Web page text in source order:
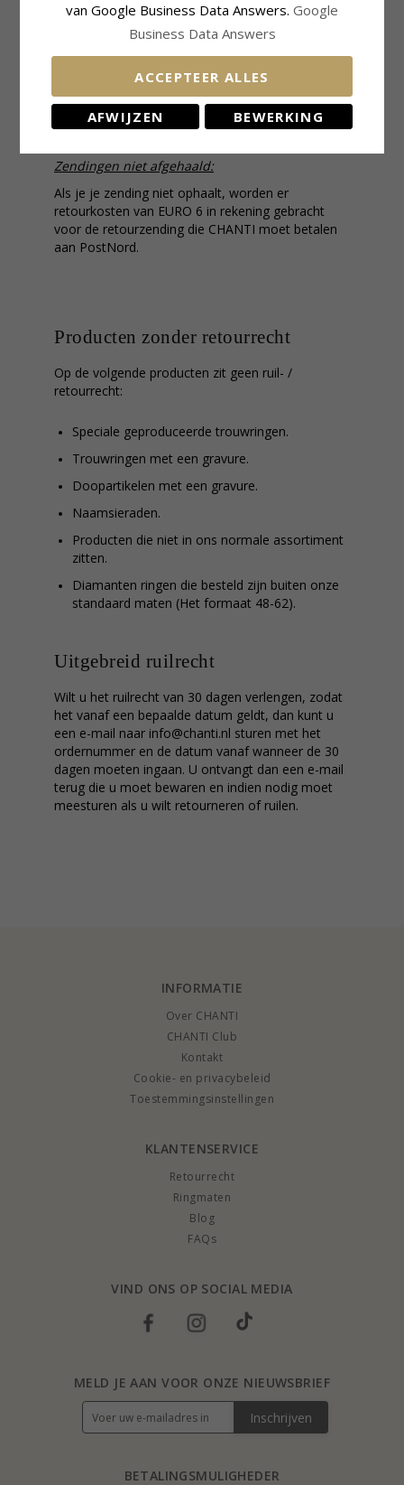
Houdt u er rekening mee dat wij alleen
ongebruikte goederen accepteren/ ruilen.
definitie van het proberen van een product is
“aan doen en SNEL weer af doen.
Zendingen niet afgehaald:
Als je je zending niet ophaalt, worden er
retourkosten van EURO 6 in rekening gebracht
voor de retourzending die CHANTI moet betalen
aan PostNord.
Producten zonder retourrecht
Op de volgende producten zit geen ruil- /
retourrecht:
Speciale geproduceerde trouwringen.
Trouwringen met een gravure.
Doopartikelen met een gravure.
Naamsieraden.
Producten die niet in ons normale assortiment
zitten.
Diamanten ringen die besteld zijn buiten onze
standaard maten (Het formaat 48-62).
Uitgebreid ruilrecht
Wilt u het ruilrecht van 30 dagen verlengen, zodat
het vanaf een bepaalde datum geldt, dan kunt u
een e-mail naar info@chanti.nl sturen met het
ordernummer en de datum vanaf wanneer de 30
dagen moeten ingaan. U ontvangt dan een e-mail
terug die u moet bewaren en indien nodig moet
meesturen als u wilt retourneren of ruilen.
INFORMATIE
Over CHANTI
CHANTI Club
Kontakt
Cookie- en privacybeleid
Toestemmingsinstellingen
KLANTENSERVICE
Retourrecht
Ringmaten
Blog
FAQs
VIND ONS OP SOCIAL MEDIA
BETALINGSMULIGHEDER
MELD JE AAN VOOR ONZE NIEUWSBRIEF
Inschrijven
van Google Business Data Answers. Google
Business Data Answers
ACCEPTEER ALLES
AFWIJZEN BEWERKING